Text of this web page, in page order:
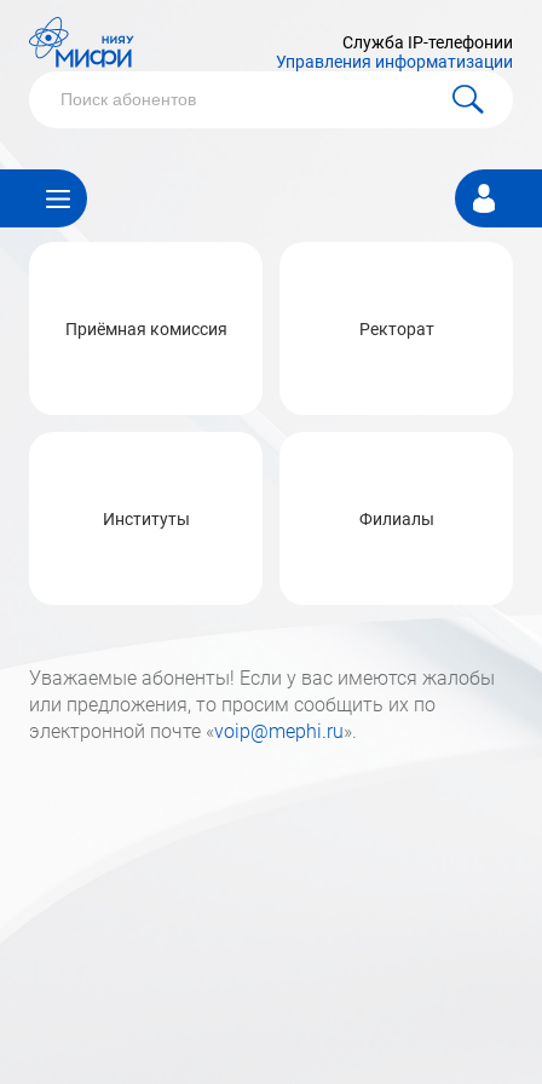
Служба IP-телефонии
Управления информатизации
Личный
кабинет
Приёмная комиссия Ректорат
Институты Филиалы
Уважаемые абоненты! Если у вас имеются жалобы
или предложения, то просим сообщить их по
электронной почте «voip@mephi.ru».